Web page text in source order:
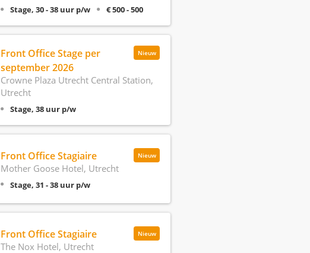
Stage, 30 - 38 uur p/w € 500 - 500
Nieuw
Front Office Stage per
september 2026
Crowne Plaza Utrecht Central Station,
Utrecht
Stage, 38 uur p/w
Nieuw
Front Office Stagiaire
Mother Goose Hotel, Utrecht
Stage, 31 - 38 uur p/w
Nieuw
Front Office Stagiaire
The Nox Hotel, Utrecht